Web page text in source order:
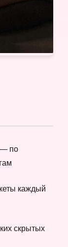
— по
каждый
скрытых